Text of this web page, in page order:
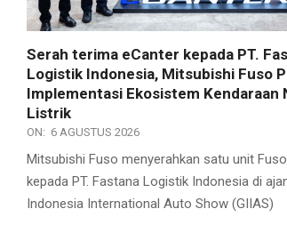
Serah terima eCanter kepada PT.
Logistik Indonesia, Mitsubishi Fuso
Implementasi Ekosistem Kendaraan
Listrik
ON: 6 AGUSTUS 2026
Mitsubishi Fuso menyerahkan satu unit
kepada PT. Fastana Logistik Indonesia di
Indonesia International Auto Show (GIIAS)